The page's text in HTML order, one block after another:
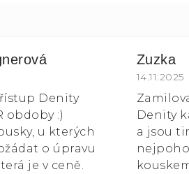
obchodu je 5 z 5 hvězdiček.
Denity
obdoby :)
u kterých
o úpravu
je v ceně.
Zuzka
14.11.2025
Denity
a jsou